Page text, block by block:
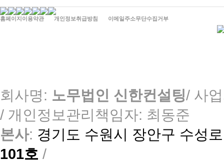
홈페이지이용약관 개인정보취급방침 이메일주소무단수집거부
회사명: 노무법인 신한컨설팅/ 사
/ 개인정보관리책임자: 최동준
본사: 경기도 수원시 장안구 수성
101호 /